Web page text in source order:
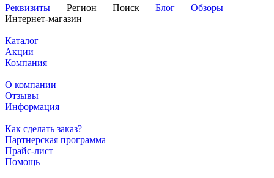
Реквизиты
Регион Поиск Блог
Обзоры
Интернет-магазин
Каталог
Акции
Компания
О компании
Отзывы
Информация
Как сделать заказ?
Партнерская программа
Прайс-лист
Помощь